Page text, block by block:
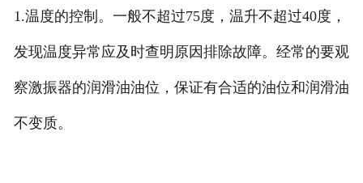
1.温度的控制。一般不超过75度，温升不超过40度，
发现温度异常应及时查明原因排除故障。经常的要观
察激振器的润滑油油位，保证有合适的油位和润滑油
不变质。